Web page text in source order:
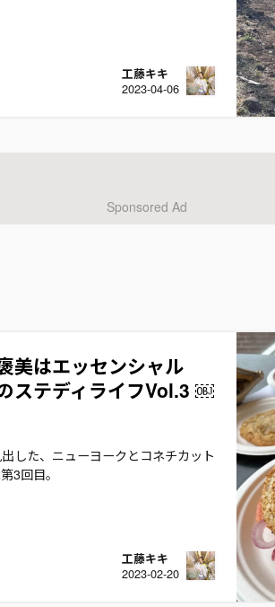
工藤キキ
2023-04-06
美はエッセンシャル
ステディライフVol.3 ￼
した、ニューヨークとコネチカット
3回目。
工藤キキ
2023-02-20